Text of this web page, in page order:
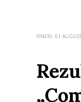
VINERI, 01